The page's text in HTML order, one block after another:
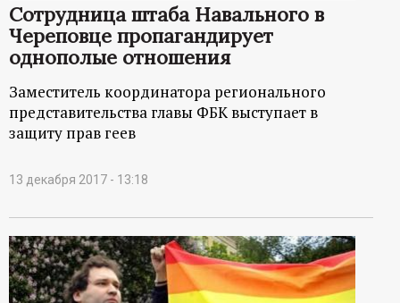
Сотрудница штаба Навального в
Череповце пропагандирует
однополые отношения
Заместитель координатора регионального
представительства главы ФБК выступает в
защиту прав геев
13 декабря 2017 - 13:18